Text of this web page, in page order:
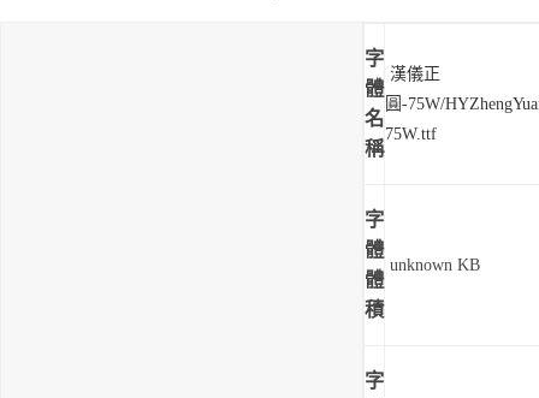
字
體
名
稱
漢儀正
圓-75W/
75W.ttf
字
體
體
積
unknown KB
字